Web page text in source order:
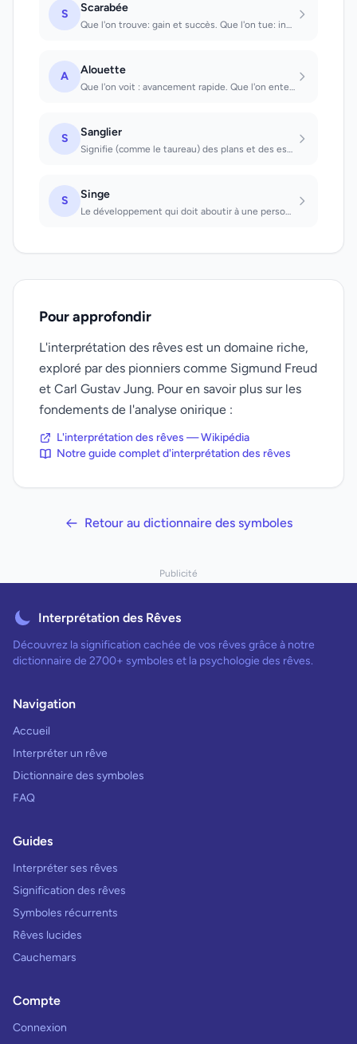
S Scarabée
Que l'on trouve: gain et succès. Que l'on tue: insuccès.
A Alouette
Que l'on voit : avancement rapide. Que l'on entend chanter : bonnes perspectives...
S Sanglier
Signifie (comme le taureau) des plans et des espoirs sexuels. Que l'on voit:...
S Singe
Le développement qui doit aboutir à une personnalité mûre se heurte à des diffic...
Pour approfondir
L'interprétation des rêves est un domaine riche,
exploré par des pionniers comme Sigmund Freud
et Carl Gustav Jung. Pour en savoir plus sur les
fondements de l'analyse onirique :
L'interprétation des rêves — Wikipédia
Notre guide complet d'interprétation des rêves
Retour au dictionnaire des symboles
Publicité
Interprétation des Rêves
Découvrez la signification cachée de vos rêves grâce à notre
dictionnaire de 2700+ symboles et la psychologie des rêves.
Navigation
Accueil
Interpréter un rêve
Dictionnaire des symboles
FAQ
Guides
Interpréter ses rêves
Signification des rêves
Symboles récurrents
Rêves lucides
Cauchemars
Compte
Connexion